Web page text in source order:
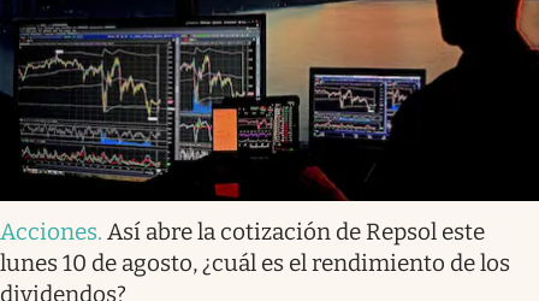
Acciones. Así abre la cotización de Repsol este
lunes 10 de agosto, ¿cuál es el rendimiento de los
dividendos?